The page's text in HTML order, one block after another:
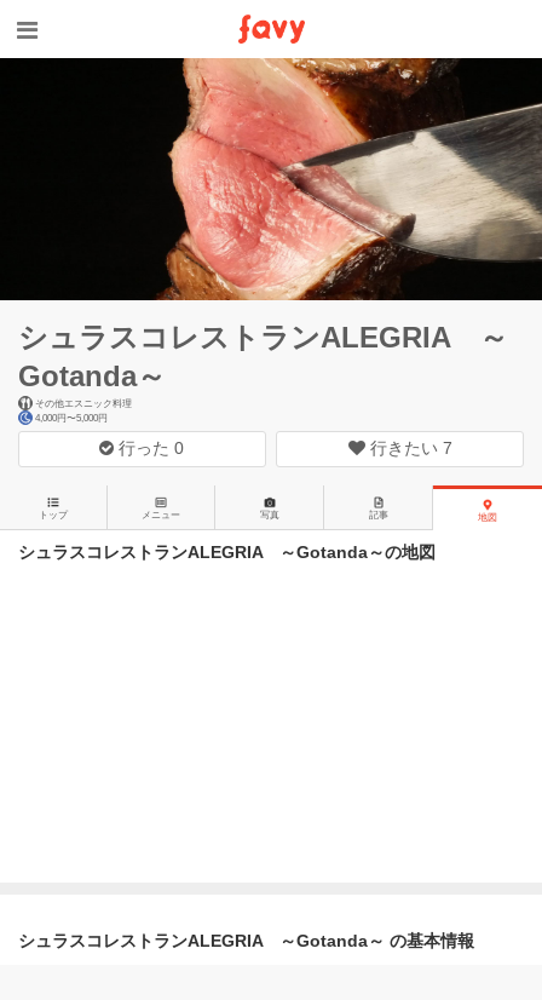
シュラスコレストランALEGRIA ～
Gotanda～
その他エスニック料理
4,000円〜5,000円
行った0 行きたい 7
トップ メニュー 写真 記事 地図
シュラスコレストランALEGRIA ～Gotanda～の地図
シュラスコレストランALEGRIA ～Gotanda～ の基本情報